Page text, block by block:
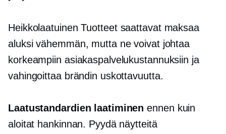
Heikkolaatuinen Tuotteet saattavat maksaa
aluksi vähemmän, mutta ne voivat johtaa
korkeampiin asiakaspalvelukustannuksiin ja
vahingoittaa brändin uskottavuutta.
Laatustandardien laatiminen ennen kuin
aloitat hankinnan. Pyydä näytteitä